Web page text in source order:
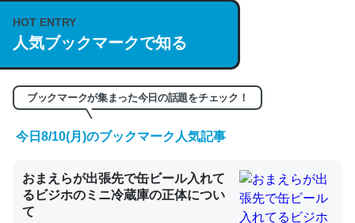
https://isobe324649.hatenablog.com/entry/2023/03/27
/064121
─GPTの仕組みと限界についての考察（１） - conceptualization
くらい。小説でいう「ずっと前の伏線」は回収されないけ
ど、短期記憶というには多い分量。進化すればするほど分
かりやすく強くなりそう
HOT ENTRY
人気ブックマークで知る
ブックマークが集まった今日の話題をチェック！
今日8/10(月)のブックマーク人気記事
おまえらが出張先で缶ビール入れて
るビジホのミニ冷蔵庫の正体につい
て